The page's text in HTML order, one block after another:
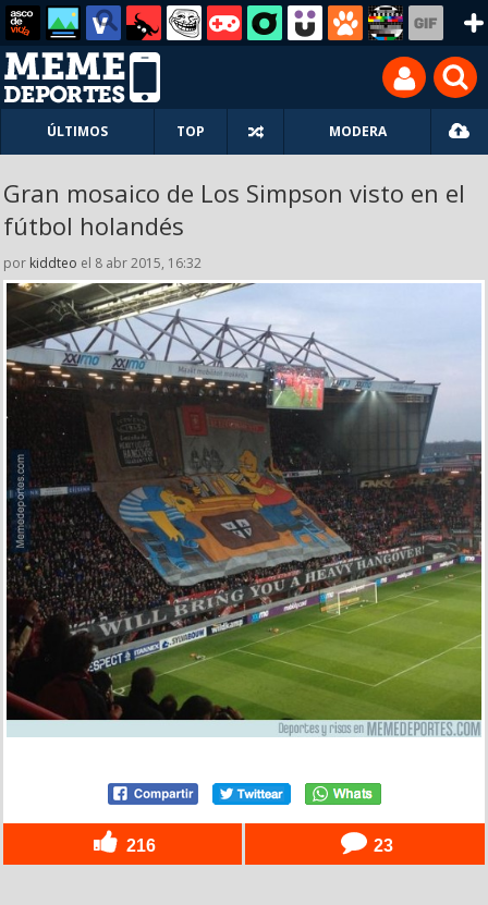
ÚLTIMOS TOP MODERA
Gran mosaico de Los Simpson visto en el
fútbol holandés
por kiddteo el 8 abr 2015, 16:32
216 23